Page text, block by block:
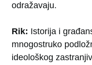
odražavaju.
Rik: Istorija i
mnogostruko
ideološkog